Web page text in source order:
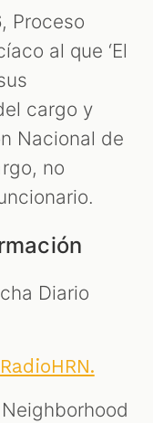
Proceso
al que ‘El
cargo y
Nacional de
no
Diario
RadioHRN.